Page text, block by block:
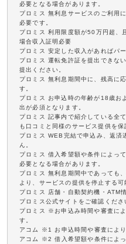
必要となる場合があります。
プロミス 無利息サービスのご利用
必要です。
プロミス 利用限度額が50万円超、
場合収入証明必要
プロミス 安定した収入があればパ
プロミス 運転免許証を提出できな
提出ください。
プロミス 無利息期間中に、残高に
す。
プロミス お申込時の年齢が18歳お
出が必須となります。
プロミス 記事内で紹介している全
も口コミと同様のサービス提供を
プロミス WEB完結で申込み、返済
ん。
プロミス 借入希望額や条件によっ
必要となる場合があります。
プロミス 無利息期間中であっても
より、サービスの提供を停止する可
プロミス 店舗・自動契約機・ATM
プロミス公式サイトをご確認くださ
プロミス ※お申込み時間や審査に
す。
アコム ※1 お申込時間や審査によ
アコム ※2 借入希望額や条件によ